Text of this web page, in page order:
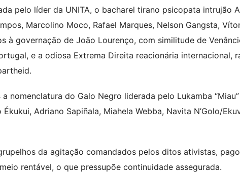
pelo líder da UNITA, o bacharel tirano psicopata intrujão
Marcolino Moco, Rafael Marques, Nelson Gangsta,
à governação de João Lourenço, com similitude de
e a odiosa Extrema Direita reacionária internacional,
nomenclatura do Galo Negro liderada pelo Lukamba
Adriano Sapiñala, Miahela Webba, Navita N’Golo/
da agitação comandados pelos ditos ativistas,
rentável, o que pressupõe continuidade assegurada.